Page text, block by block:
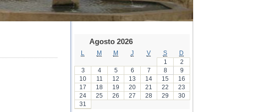
Agosto 2026
M M J V S
D
1
2
3
4 5 6 7 8
9
10
11 12 13 14 15
16
17
18 19 20 21 22
23
24
25 26 27 28 29
30
31